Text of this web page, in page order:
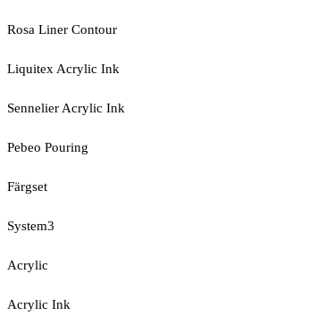
Rosa Liner Contour
Liquitex Acrylic Ink
Sennelier Acrylic Ink
Pebeo Pouring
Färgset
System3
Acrylic
Acrylic Ink